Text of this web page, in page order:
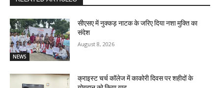
NEWS
सीएसए में नुक्कड़ नाटक के जरिए दिया नशा मुक्ति का
संदेश
August 8, 2026
क्राइस्ट चर्च कॉलेज में काकोरी दिवस पर शहीदों के